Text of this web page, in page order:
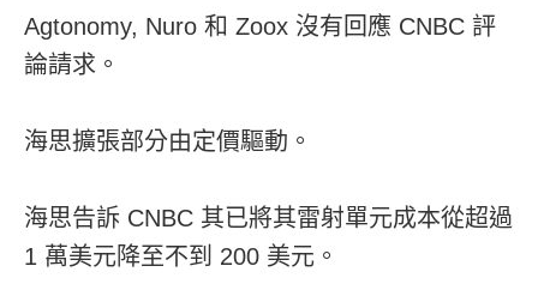
Agtonomy, Nuro 和 Zoox 沒有回應 CNBC 評
論請求。
海思擴張部分由定價驅動。
海思告訴 CNBC 其已將其雷射單元成本從超過
1 萬美元降至不到 200 美元。